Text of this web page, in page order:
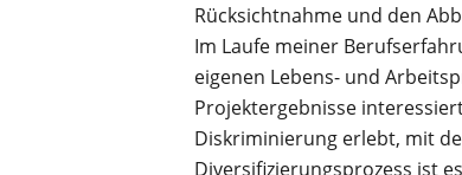
Rücksichtnahme und den
Im Laufe meiner
eigenen Lebens- und
Projektergebnisse
Diskriminierung erlebt, mit
Diversifizierungsprozess ist